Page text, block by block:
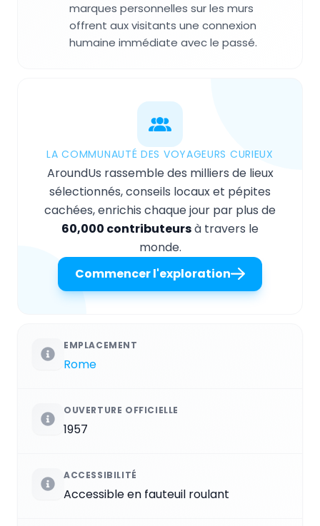
marques personnelles sur les murs
offrent aux visitants une connexion
humaine immédiate avec le passé.
LA COMMUNAUTÉ DES VOYAGEURS CURIEUX
AroundUs rassemble des milliers de lieux
sélectionnés, conseils locaux et pépites
cachées, enrichis chaque jour par plus de
60,000 contributeursà travers le
monde.
Commencer l'exploration
EMPLACEMENT
Rome
OUVERTURE OFFICIELLE
1957
ACCESSIBILITÉ
Accessible en fauteuil roulant